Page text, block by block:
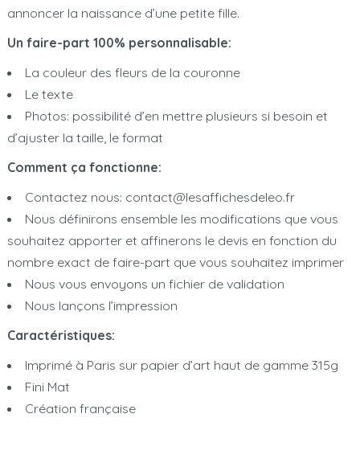
annoncer la naissance d’une petite fille.
Un faire-part 100% personnalisable:
La couleur des fleurs de la couronne
Le texte
Photos: possibilité d’en mettre plusieurs si besoin et
d’ajuster la taille, le format
Comment ça fonctionne:
Contactez nous: contact@lesaffichesdeleo.fr
Nous définirons ensemble les modifications que vous
souhaitez apporter et affinerons le devis en fonction du
nombre exact de faire-part que vous souhaitez imprimer
Nous vous envoyons un fichier de validation
Nous lançons l’impression
Caractéristiques:
Imprimé à Paris sur papier d’art haut de gamme 315g
Fini Mat
Création française